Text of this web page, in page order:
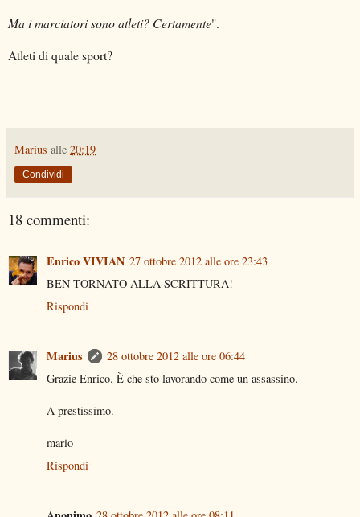
Ma i marciatori sono atleti? Certamente".
Atleti di quale sport?
Marius alle 20:19
Condividi
18 commenti:
Enrico VIVIAN 27 ottobre 2012 alle ore 23:43
BEN TORNATO ALLA SCRITTURA!
Rispondi
Marius
28 ottobre 2012 alle ore 06:44
Grazie Enrico. È che sto lavorando come un assassino.
A prestissimo.
mario
Rispondi